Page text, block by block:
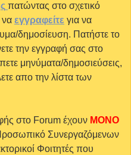
πατώντας στο σχετικό
εγγραφείτε για να
δημοσίευση. Πατήστε το
την εγγραφή σας στο
μηνύματα/δημοσιεύσεις,
απο την λίστα των
στο Forum έχουν MONO
Συνεργαζόμενων
Φοιτητές που